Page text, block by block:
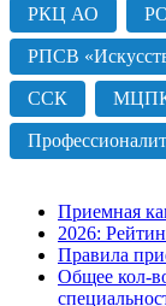
РКЦ АО
РПСВ
ССК
Приемная
2026:
Правила
Общее кол-